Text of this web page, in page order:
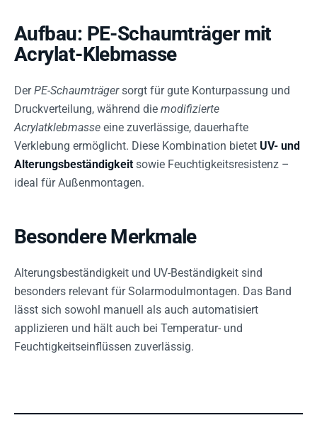
Aufbau: PE-Schaumträger mit
Acrylat-Klebmasse
DerPE-Schaumträgersorgt für gute Konturpassung und
Druckverteilung, während die modifizierte
Acrylatklebmasse eine zuverlässige, dauerhafte
Verklebung ermöglicht. Diese Kombination bietet UV- und
Alterungsbeständigkeit sowie Feuchtigkeitsresistenz –
ideal für Außenmontagen.
Besondere Merkmale
Alterungsbeständigkeit und UV-Beständigkeit sind
besonders relevant für Solarmodulmontagen. Das Band
lässt sich sowohl manuell als auch automatisiert
applizieren und hält auch bei Temperatur- und
Feuchtigkeitseinflüssen zuverlässig.